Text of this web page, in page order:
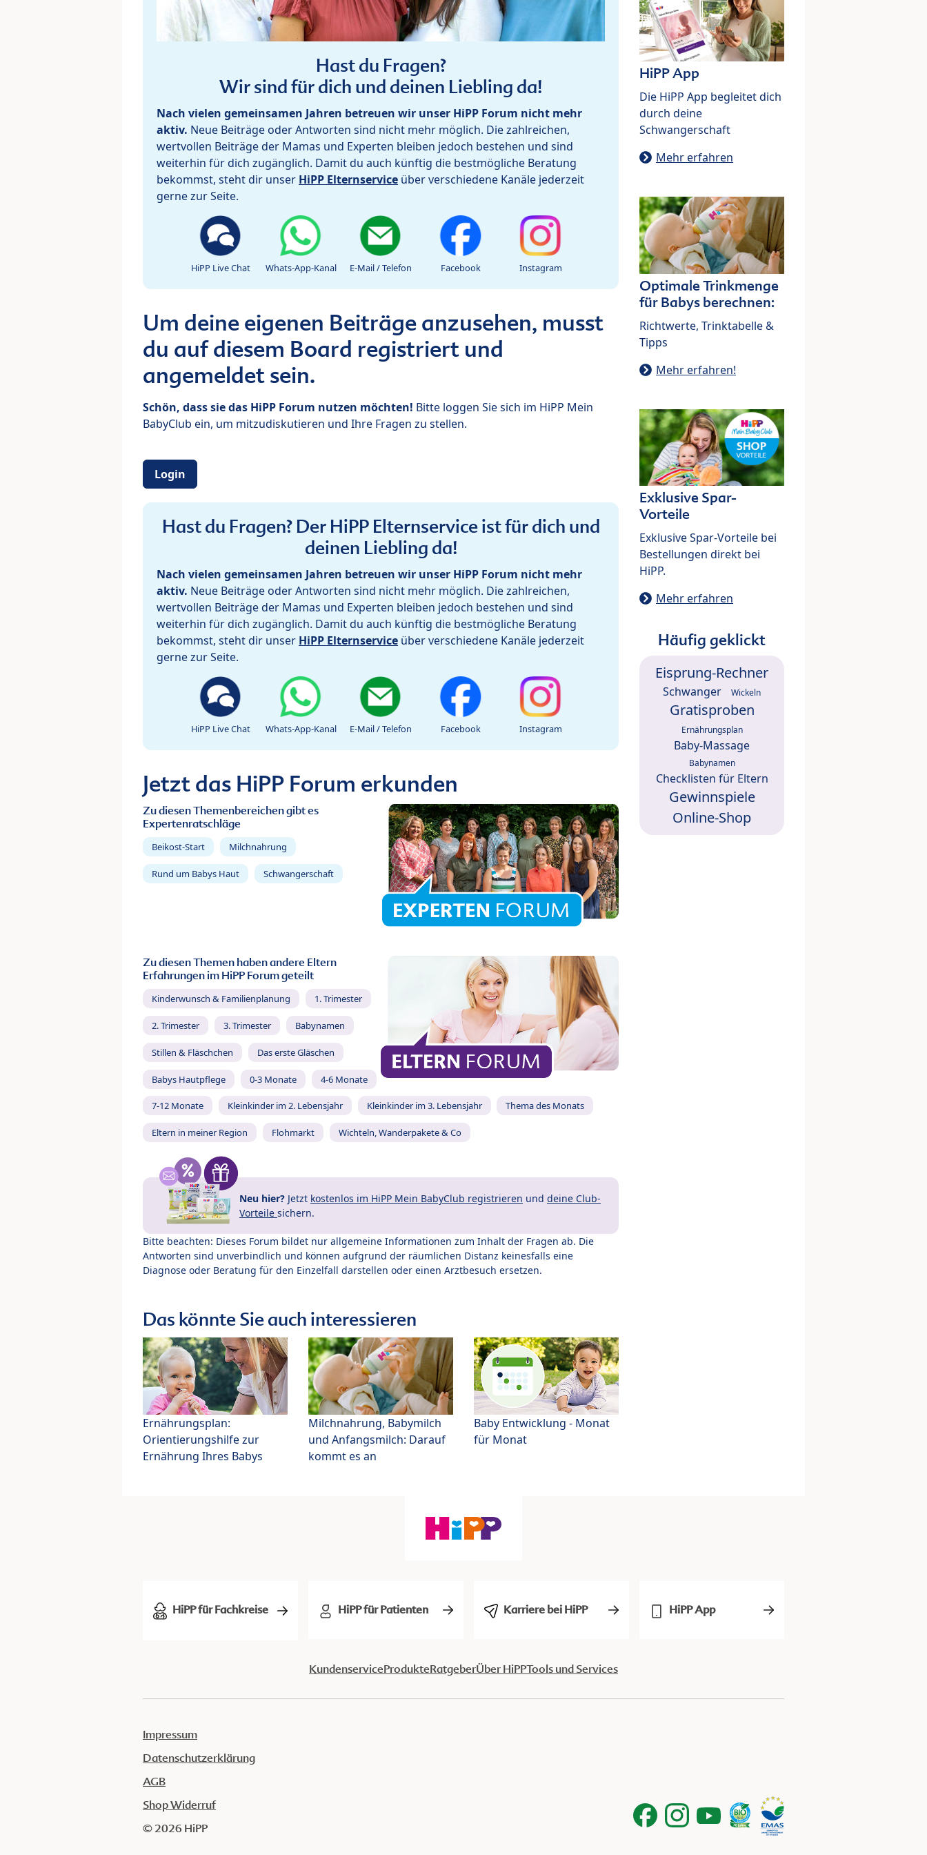
Hast du Fragen?
Wir sind für dich und deinen Liebling da!
Nach vielen gemeinsamen Jahren betreuen wir unser HiPP Forum nicht mehr
aktiv. Neue Beiträge oder Antworten sind nicht mehr möglich. Die zahlreichen,
wertvollen Beiträge der Mamas und Experten bleiben jedoch bestehen und sind
weiterhin für dich zugänglich. Damit du auch künftig die bestmögliche Beratung
bekommst, steht dir unser HiPP Elternservice über verschiedene Kanäle jederzeit
gerne zur Seite.
HiPP Live Chat Whats-App-Kanal E-Mail / Telefon Facebook Instagram
Um deine eigenen Beiträge anzusehen, musst
du auf diesem Board registriert und
angemeldet sein.
Schön, dass sie das HiPP Forum nutzen möchten! Bitte loggen Sie sich im HiPP Mein
BabyClub ein, um mitzudiskutieren und Ihre Fragen zu stellen.
Login
Hast du Fragen? Der HiPP Elternservice ist für dich und
deinen Liebling da!
Nach vielen gemeinsamen Jahren betreuen wir unser HiPP Forum nicht mehr
aktiv. Neue Beiträge oder Antworten sind nicht mehr möglich. Die zahlreichen,
wertvollen Beiträge der Mamas und Experten bleiben jedoch bestehen und sind
weiterhin für dich zugänglich. Damit du auch künftig die bestmögliche Beratung
bekommst, steht dir unser HiPP Elternservice über verschiedene Kanäle jederzeit
gerne zur Seite.
HiPP Live Chat Whats-App-Kanal E-Mail / Telefon Facebook Instagram
Jetzt das HiPP Forum erkunden
Zu diesen Themenbereichen gibt es
Expertenratschläge
Beikost-Start Milchnahrung
Rund um Babys Haut Schwangerschaft
Zu diesen Themen haben andere Eltern
Erfahrungen im HiPP Forum geteilt
Kinderwunsch & Familienplanung 1. Trimester
2. Trimester 3. Trimester Babynamen
Stillen & Fläschchen Das erste Gläschen
Babys Hautpflege 0-3 Monate 4-6 Monate
7-12 Monate Kleinkinder im 2. Lebensjahr Kleinkinder im 3. Lebensjahr Thema des Monats
Eltern in meiner Region Flohmarkt Wichteln, Wanderpakete & Co
Neu hier? Jetzt kostenlos im HiPP Mein BabyClub registrieren und deine Club-
Vorteile sichern.
Bitte beachten: Dieses Forum bildet nur allgemeine Informationen zum Inhalt der Fragen ab. Die
Antworten sind unverbindlich und können aufgrund der räumlichen Distanz keinesfalls eine
Diagnose oder Beratung für den Einzelfall darstellen oder einen Arztbesuch ersetzen.
Das könnte Sie auch interessieren
Ernährungsplan:
Orientierungshilfe zur
Ernährung Ihres Babys
Milchnahrung, Babymilch
und Anfangsmilch: Darauf
kommt es an
Baby Entwicklung - Monat
für Monat
HiPP App
Die HiPP App begleitet dich
durch deine
Schwangerschaft
Mehr erfahren
Optimale Trinkmenge
für Babys berechnen:
Richtwerte, Trinktabelle &
Tipps
Mehr erfahren!
Exklusive Spar-
Vorteile
Exklusive Spar-Vorteile bei
Bestellungen direkt bei
HiPP.
Mehr erfahren
Häufig geklickt
Eisprung-Rechner
Schwanger Wickeln
Gratisproben
Ernährungsplan
Baby-Massage
Babynamen
Checklisten für Eltern
Gewinnspiele
Online-Shop
HiPP für Fachkreise HiPP für Patienten Karriere bei HiPP HiPP App
KundenserviceProdukteRatgeberÜber HiPPTools und Services
Impressum
Datenschutzerklärung
AGB
Shop Widerruf
© 2026 HiPP